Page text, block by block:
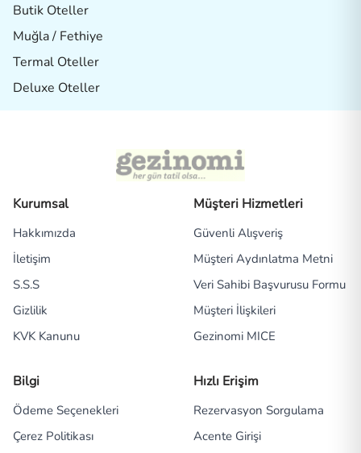
Butik Oteller
Muğla / Fethiye
Termal Oteller
Deluxe Oteller
Kurumsal
Hakkımızda
İletişim
S.S.S
Gizlilik
KVK Kanunu
Müşteri Hizmetleri
Güvenli Alışveriş
Müşteri Aydınlatma Metni
Veri Sahibi Başvurusu Formu
Müşteri İlişkileri
Gezinomi MICE
Bilgi
Ödeme Seçenekleri
Çerez Politikası
Hızlı Erişim
Rezervasyon Sorgulama
Acente Girişi